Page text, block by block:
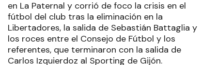
en La Paternal y corrió de foco la crisis en el
fútbol del club tras la eliminación en la
Libertadores, la salida de Sebastián Battaglia y
los roces entre el Consejo de Fútbol y los
referentes, que terminaron con la salida de
Carlos Izquierdoz al Sporting de Gijón.